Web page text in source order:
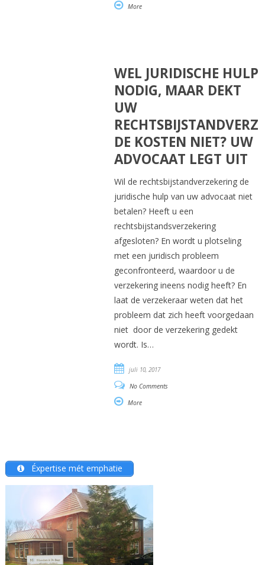
More
WEL JURIDISCHE HULP
NODIG, MAAR DEKT
UW
DE KOSTEN NIET? UW
ADVOCAAT LEGT UIT
Wil de rechtsbijstandverzekering de
juridische hulp van uw advocaat niet
betalen? Heeft u een
rechtsbijstandsverzekering
afgesloten? En wordt u plotseling
met een juridisch probleem
geconfronteerd, waardoor u de
verzekering ineens nodig heeft? En
laat de verzekeraar weten dat het
probleem dat zich heeft voorgedaan
niet door de verzekering gedekt
wordt. Is…
juli 10, 2017
No Comments
More
Éxpertise mét emphatie